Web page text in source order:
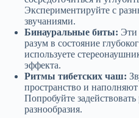
Экспериментируйте с
звучаниями.
Бинауральные биты: Эти
разум в состояние
используете
эффекта.
Ритмы тибетских чаш:
пространство и
Попробуйте
разнообразия.